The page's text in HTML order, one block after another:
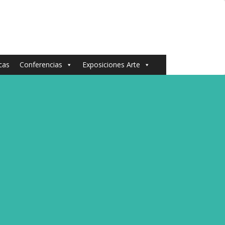
Conferencias Exposiciones Arte